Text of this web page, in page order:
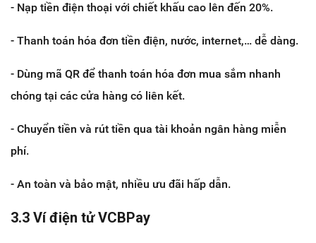
- Nạp tiền điện thoại với chiết khấu cao lên đến 20%.
- Thanh toán hóa đơn tiền điện, nước, internet,… dễ dàng.
- Dùng mã QR để thanh toán hóa đơn mua sắm nhanh
chóng tại các cửa hàng có liên kết.
- Chuyển tiền và rút tiền qua tài khoản ngân hàng miễn
phí.
- An toàn và bảo mật, nhiều ưu đãi hấp dẫn.
3.3 Ví điện tử VCBPay